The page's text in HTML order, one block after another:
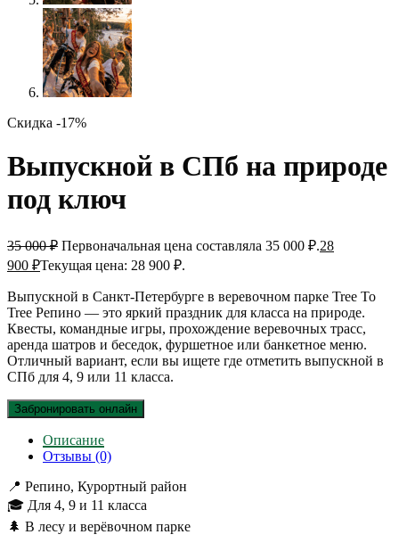
Скидка -17%
Выпускной в СПб на природе
под ключ
35 000₽ Первоначальная цена составляла 35 000 ₽.28
900 ₽Текущая цена: 28 900 ₽.
Выпускной в Санкт-Петербурге в веревочном парке Tree To
Tree Репино — это яркий праздник для класса на природе.
Квесты, командные игры, прохождение веревочных трасс,
аренда шатров и беседок, фуршетное или банкетное меню.
Отличный вариант, если вы ищете где отметить выпускной в
СПб для 4, 9 или 11 класса.
Забронировать онлайн
Описание
Отзывы (0)
📍 Репино, Курортный район
🎓 Для 4, 9 и 11 класса
🌲 В лесу и верёвочном парке